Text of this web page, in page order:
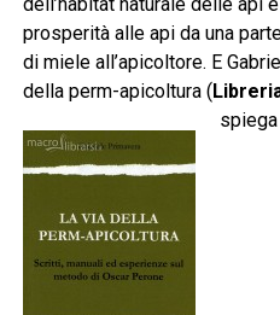
dell’habitat naturale delle api
prosperità alle api da una
di miele all’apicoltore. E
della perm-apicoltura (